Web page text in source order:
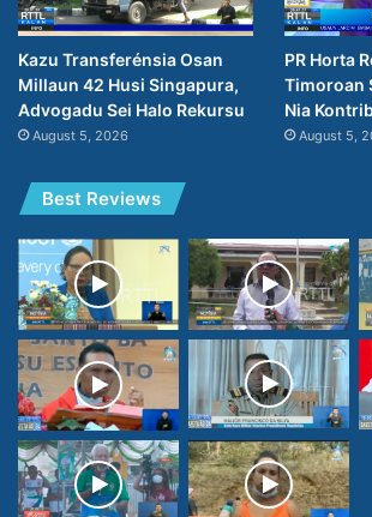
Kazu Transferénsia Osan
Millaun 42 Husi Singapura,
Advogadu Sei Halo Rekursu
August 5, 2026
PR Horta
Timoroan
Nia
August 5,
Best Reviews